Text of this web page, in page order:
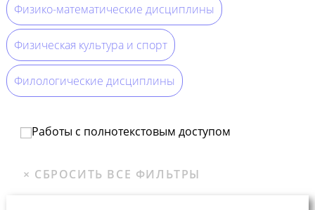
Физико-математические дисциплины
Физическая культура и спорт
Филологические дисциплины
Работы с полнотекстовым доступом